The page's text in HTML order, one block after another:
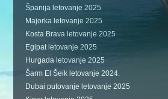
Španija letovanje 2025
Majorka letovanje 2025
Kosta Brava letovanje 2025
Egipat letovanje 2025
Hurgada letovanje 2025
Šarm El Šeik letovanje 2024.
Dubai putovanje letovanje 2025